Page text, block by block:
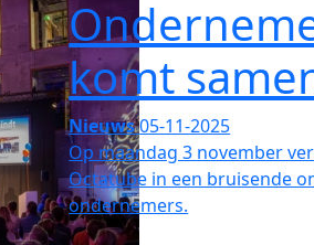
komt
Nieuws05-11-2025
Op maandag 3 november
Octatube in een bruisende
ondernemers.